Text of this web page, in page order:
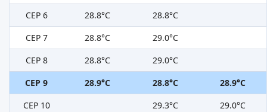
СЕР 6
28.8°C
28.8°C
СЕР 7
28.8°C
29.0°C
СЕР 8
28.8°C
29.0°C
СЕР 9
28.9°C 28.8°C
28.9°C
СЕР 10
29.3°C
29.0°C